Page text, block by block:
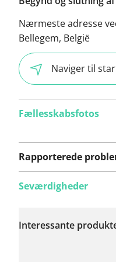
Nærmeste adresse
Bellegem, België
Naviger til
Fællesskabsfotos
Rapporterede
rapporteret nogen
problemer på
Seværdigheder
Interessante